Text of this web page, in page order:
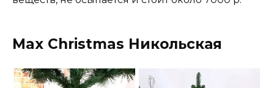
Max Christmas Никольская